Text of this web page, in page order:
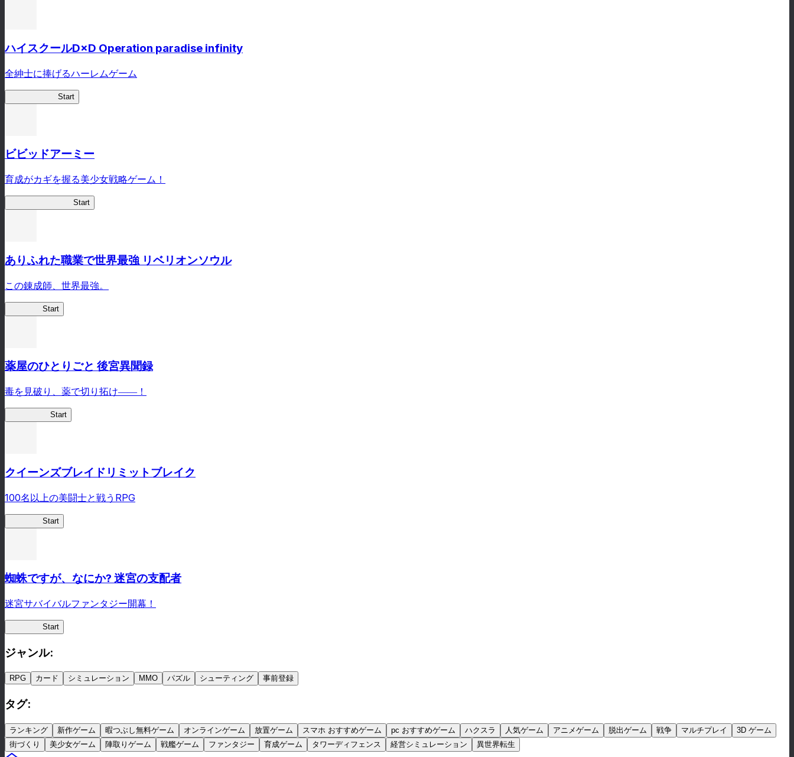
ハイスクールD×D Operation paradise infinity
全紳士に捧げるハーレムゲーム
Start
ビビッドアーミー
育成がカギを握る美少女戦略ゲーム！
Start
ありふれた職業で世界最強 リベリオンソウル
この錬成師、世界最強。
Start
薬屋のひとりごと 後宮異聞録
毒を見破り、薬で切り拓け――！
Start
クイーンズブレイドリミットブレイク
100名以上の美闘士と戦うRPG
Start
蜘蛛ですが、なにか? 迷宮の支配者
迷宮サバイバルファンタジー開幕！
Start
ジャンル:
RPG カード シミュレーション MMO パズル シューティング 事前登録
タグ:
ランキング 新作ゲーム 暇つぶし無料ゲーム オンラインゲーム 放置ゲーム スマホ おすすめゲーム pc おすすめゲーム ハクスラ 人気ゲーム アニメゲーム 脱出ゲーム 戦争 マルチプレイ
3D ゲーム
街づくり
美少女ゲーム 陣取りゲーム 戦艦ゲーム ファンタジー 育成ゲーム タワーディフェンス 経営シミュレーション 異世界転生